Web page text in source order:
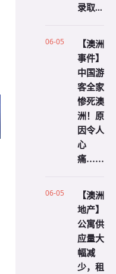
录取...
06-05
【澳洲
事件】
中国游
客全家
惨死澳
洲！原
因令人
心
痛……
06-05
【澳洲
地产】
公寓供
应量大
幅减
少，租